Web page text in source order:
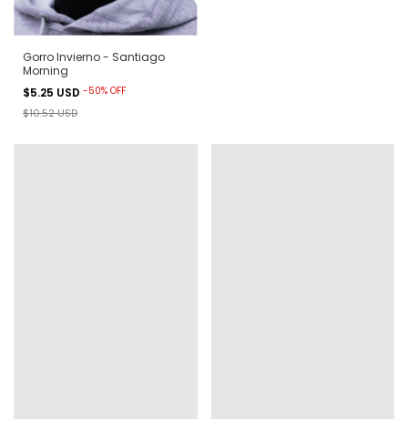
Gorro Invierno - Santiago
Morning
$5.25 USD -50% OFF
$10.52 USD